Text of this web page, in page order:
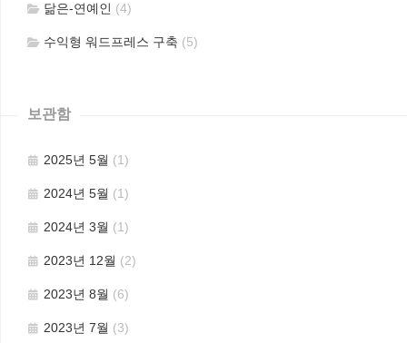
닮은-연예인 (4)
수익형 워드프레스 구축 (5)
보관함
2025년 5월 (1)
2024년 5월 (1)
2024년 3월 (1)
2023년 12월 (2)
2023년 8월 (6)
2023년 7월 (3)